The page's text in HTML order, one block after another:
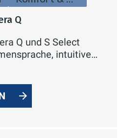
Q
Q und S Select
intuitive
und flexible
Auszeiten.